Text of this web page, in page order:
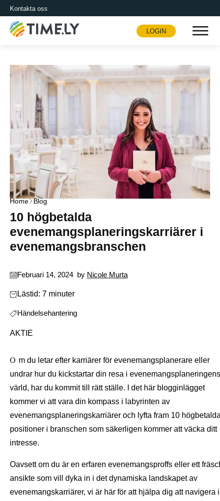
Kontakta oss
Timely
LOGIN
Home Blog
10 högbetalda
evenemangsplaneringskarriärer i
evenemangsbranschen
Februari 14, 2024 by Nicole Murta
Lästid: 7 minuter
Händelsehantering
AKTIE
Om du letar efter karriärer för evenemangsplanerare eller
undrar hur du kickstartar din resa i evenemangsplaneringens
värld, har du kommit till rätt ställe. I det här blogginlägget
kommer vi att vara din kompass i labyrinten av
evenemangsplaneringskarriärer och lyfta fram 10
positioner i branschen som säkerligen kommer att väcka ditt
intresse.
Oavsett om du är en erfaren evenemangsproffs eller ett
ansikte som vill dyka in i det dynamiska landskapet av
evenemangskarriärer, vi är här för att hjälpa dig att navigera i